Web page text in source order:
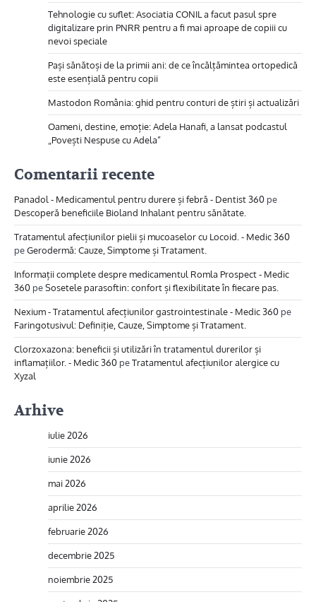
Tehnologie cu suflet: Asociatia CONIL a facut pasul spre
digitalizare prin PNRR pentru a fi mai aproape de copiii cu
nevoi speciale
Pași sănătoși de la primii ani: de ce încălțămintea ortopedică
este esențială pentru copii
Mastodon România: ghid pentru conturi de știri și actualizări
Oameni, destine, emoție: Adela Hanafi, a lansat podcastul
„Povești Nespuse cu Adela”
Comentarii recente
Panadol - Medicamentul pentru durere și febră - Dentist 360 pe
Descoperă beneficiile Bioland Inhalant pentru sănătate.
Tratamentul afecțiunilor pielii și mucoaselor cu Locoid. - Medic 360
peGerodermă: Cauze, Simptome și Tratament.
Informații complete despre medicamentul Romla Prospect - Medic
360 peSosetele parasoftin: confort și flexibilitate în fiecare pas.
Nexium - Tratamentul afecțiunilor gastrointestinale - Medic 360 pe
Faringotusivul: Definiție, Cauze, Simptome și Tratament.
Clorzoxazona: beneficii și utilizări în tratamentul durerilor și
inflamațiilor. - Medic 360 peTratamentul afecțiunilor alergice cu
Xyzal
Arhive
iulie 2026
iunie 2026
mai 2026
aprilie 2026
februarie 2026
decembrie 2025
noiembrie 2025